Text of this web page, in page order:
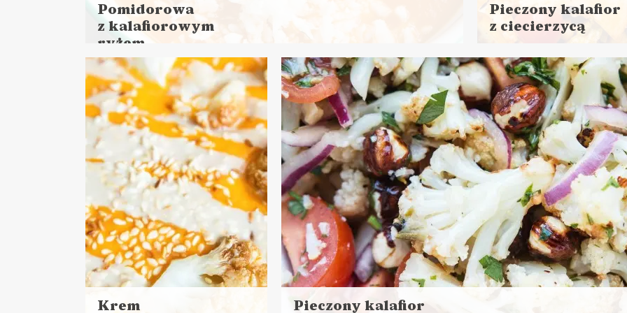
Pomidorowa
z kalafiorowym
ryżem
Czytaj
więcej
Czas przygotowania: 15 minut + 1 godzina
ZUPY
Pieczony kalafior
z ciecierzycą
więcej
Czas przygotowania: 15
+ 30 minut pieczenia
DANIA GŁÓWNE
LUNCHE DO PRACY
NORMALNE JEDZENIE ?
VEGANUARY ?
Krem
Pieczony kalafior